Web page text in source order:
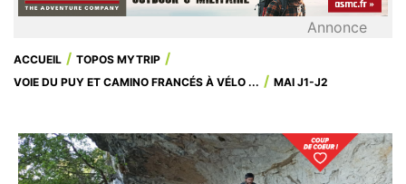
Annonce
ACCUEIL
TOPOS MYTRIP
VOIE DU PUY ET CAMINO FRANCÉS À VÉLO ...
MAI J1-J2